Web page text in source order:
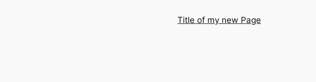
Title of my new Page